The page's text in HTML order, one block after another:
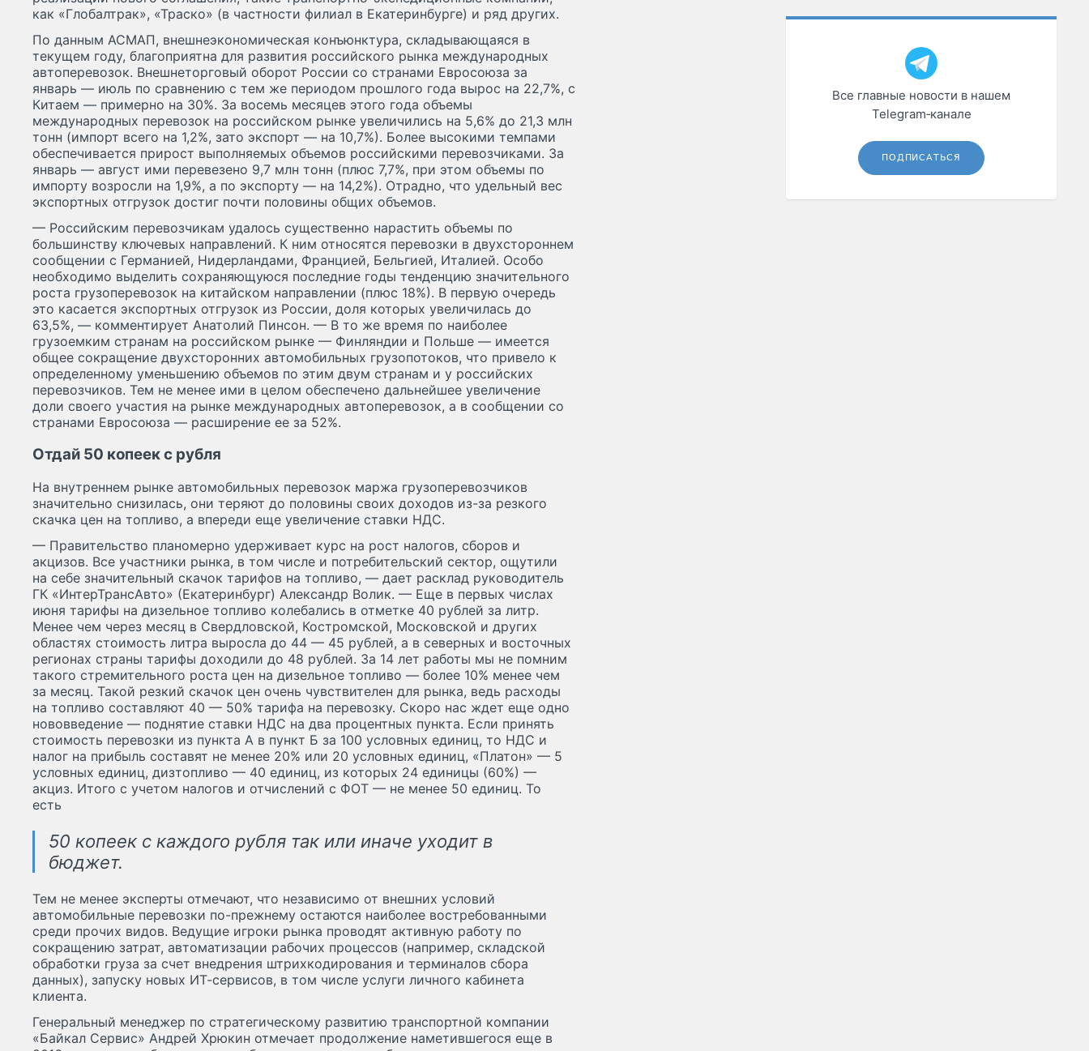
как «Глобалтрак», «Траско» (в частности филиал в Екатеринбурге) и ряд других.
По данным АСМАП, внешнеэкономическая конъюнктура, складывающаяся в
текущем году, благоприятна для развития российского рынка международных
автоперевозок. Внешнеторговый оборот России со странами Евросоюза за
январь — июль по сравнению с тем же периодом прошлого года вырос на 22,7%, с
Китаем — примерно на 30%. За восемь месяцев этого года объемы
международных перевозок на российском рынке увеличились на 5,6% до 21,3 млн
тонн (импорт всего на 1,2%, зато экспорт — на 10,7%). Более высокими темпами
обеспечивается прирост выполняемых объемов российскими перевозчиками. За
январь — август ими перевезено 9,7 млн тонн (плюс 7,7%, при этом объемы по
импорту возросли на 1,9%, а по экспорту — на 14,2%). Отрадно, что удельный вес
экспортных отгрузок достиг почти половины общих объемов.
— Российским перевозчикам удалось существенно нарастить объемы по
большинству ключевых направлений. К ним относятся перевозки в двухстороннем
сообщении с Германией, Нидерландами, Францией, Бельгией, Италией. Особо
необходимо выделить сохраняющуюся последние годы тенденцию значительного
роста грузоперевозок на китайском направлении (плюс 18%). В первую очередь
это касается экспортных отгрузок из России, доля которых увеличилась до
63,5%, — комментирует Анатолий Пинсон. — В то же время по наиболее
грузоемким странам на российском рынке — Финляндии и Польше — имеется
общее сокращение двухсторонних автомобильных грузопотоков, что привело к
определенному уменьшению объемов по этим двум странам и у российских
перевозчиков. Тем не менее ими в целом обеспечено дальнейшее увеличение
доли своего участия на рынке международных автоперевозок, а в сообщении со
странами Евросоюза — расширение ее за 52%.
Отдай 50 копеек с рубля
На внутреннем рынке автомобильных перевозок маржа грузоперевозчиков
значительно снизилась, они теряют до половины своих доходов из-за резкого
скачка цен на топливо, а впереди еще увеличение ставки НДС.
— Правительство планомерно удерживает курс на рост налогов, сборов и
акцизов. Все участники рынка, в том числе и потребительский сектор, ощутили
на себе значительный скачок тарифов на топливо, — дает расклад руководитель
ГК «ИнтерТрансАвто» (Екатеринбург) Александр Волик. — Еще в первых числах
июня тарифы на дизельное топливо колебались в отметке 40 рублей за литр.
Менее чем через месяц в Свердловской, Костромской, Московской и других
областях стоимость литра выросла до 44 — 45 рублей, а в северных и восточных
регионах страны тарифы доходили до 48 рублей. За 14 лет работы мы не помним
такого стремительного роста цен на дизельное топливо — более 10% менее чем
за месяц. Такой резкий скачок цен очень чувствителен для рынка, ведь расходы
на топливо составляют 40 — 50% тарифа на перевозку. Скоро нас ждет еще одно
нововведение — поднятие ставки НДС на два процентных пункта. Если принять
стоимость перевозки из пункта А в пункт Б за 100 условных единиц, то НДС и
налог на прибыль составят не менее 20% или 20 условных единиц, «Платон» — 5
условных единиц, дизтопливо — 40 единиц, из которых 24 единицы (60%) —
акциз. Итого с учетом налогов и отчислений с ФОТ — не менее 50 единиц. То
есть
50 копеек с каждого рубля так или иначе уходит в
бюджет.
Тем не менее эксперты отмечают, что независимо от внешних условий
автомобильные перевозки по-прежнему остаются наиболее востребованными
среди прочих видов. Ведущие игроки рынка проводят активную работу по
сокращению затрат, автоматизации рабочих процессов (например, складской
обработки груза за счет внедрения штрихкодирования и терминалов сбора
данных), запуску новых ИТ-сервисов, в том числе услуги личного кабинета
клиента.
Генеральный менеджер по стратегическому развитию транспортной компании
«Байкал Сервис» Андрей Хрюкин отмечает продолжение наметившегося еще в
Все главные новости в нашем
Telegram‑канале
ПОДПИСАТЬСЯ